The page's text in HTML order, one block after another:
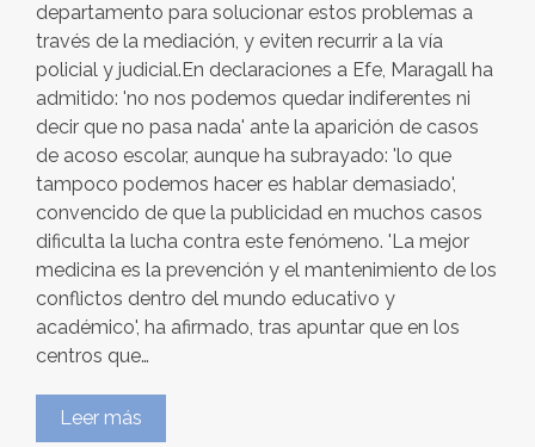
departamento para solucionar estos problemas a
través de la mediación, y eviten recurrir a la vía
policial y judicial.En declaraciones a Efe, Maragall ha
admitido: 'no nos podemos quedar indiferentes ni
decir que no pasa nada' ante la aparición de casos
de acoso escolar, aunque ha subrayado: 'lo que
tampoco podemos hacer es hablar demasiado',
convencido de que la publicidad en muchos casos
dificulta la lucha contra este fenómeno. 'La mejor
medicina es la prevención y el mantenimiento de los
conflictos dentro del mundo educativo y
académico', ha afirmado, tras apuntar que en los
centros que…
Leer más